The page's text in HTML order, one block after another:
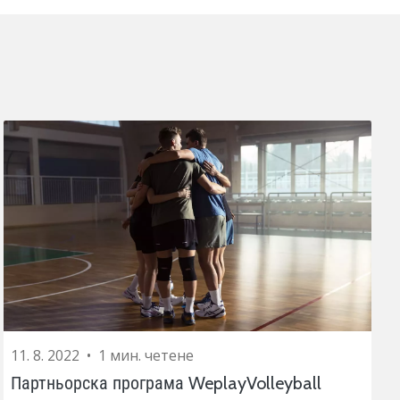
11. 8. 2022 • 1 мин. четене
Партньорска програма WeplayVolleyball